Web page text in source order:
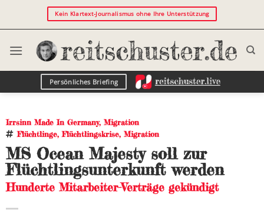
Kein Klartext-Journalismus ohne Ihre Unterstützung
Persönliches Briefing
Irrsinn Made In Germany, Migration
Flüchtlinge,Flüchtlingskrise, Migration
MS Ocean Majesty soll zur
Flüchtlingsunterkunft werden
Hunderte Mitarbeiter-Verträge gekündigt